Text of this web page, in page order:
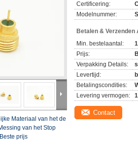
Materiaal van het de
van het Stop
Beste prijs
Certificering:
Modelnummer:
Betalen &
Min. bestelaantal:
Prijs:
Verpakking Details:
Levertijd:
Betalingscondities:
Levering vermogen:
Contact